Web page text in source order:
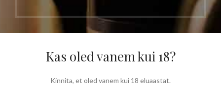
Kas oled vanem kui 18?
Kinnita, et oled vanem kui 18 eluaastat.